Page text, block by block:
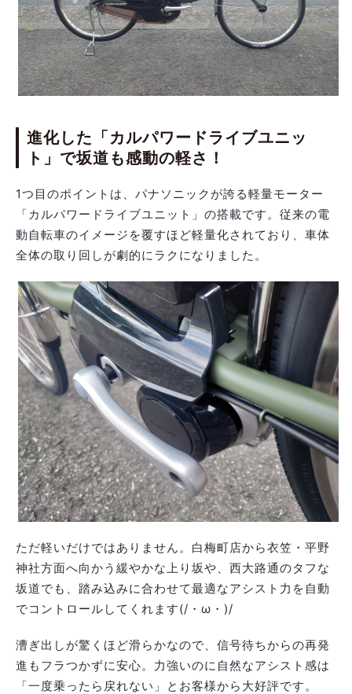
進化した「カルパワードライブユニッ
ト」で坂道も感動の軽さ！
1つ目のポイントは、パナソニックが誇る軽量モーター
「カルパワードライブユニット」の搭載です。従来の電
動自転車のイメージを覆すほど軽量化されており、車体
全体の取り回しが劇的にラクになりました。
ただ軽いだけではありません。白梅町店から衣笠・平野
神社方面へ向かう緩やかな上り坂や、西大路通のタフな
坂道でも、踏み込みに合わせて最適なアシスト力を自動
でコントロールしてくれます(/・ω・)/
漕ぎ出しが驚くほど滑らかなので、信号待ちからの再発
進もフラつかずに安心。力強いのに自然なアシスト感は
「一度乗ったら戻れない」とお客様から大好評です。